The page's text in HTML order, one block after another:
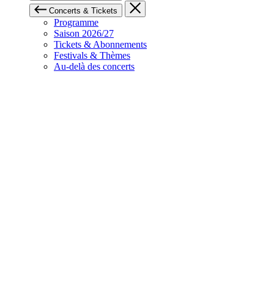
Concerts & Tickets
Programme
Saison 2026/27
Tickets & Abonnements
Festivals & Thèmes
Au-delà des concerts